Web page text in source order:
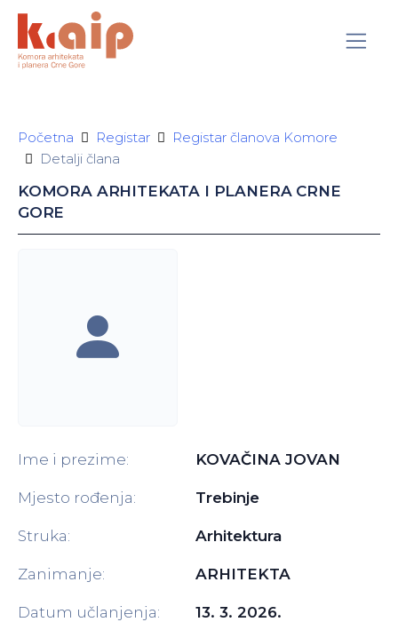
Početna Registar
Registar članova Komore
Detalji člana
KOMORA ARHITEKATA I PLANERA CRNE
GORE
Ime i prezime: KOVAČINA JOVAN
Mjesto rođenja: Trebinje
Struka: Arhitektura
Zanimanje: ARHITEKTA
Datum učlanjenja: 13. 3. 2026.